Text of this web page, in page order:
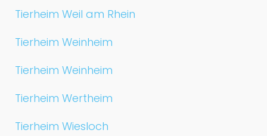
Tierheim Weil am Rhein
Tierheim Weinheim
Tierheim Weinheim
Tierheim Wertheim
Tierheim Wiesloch